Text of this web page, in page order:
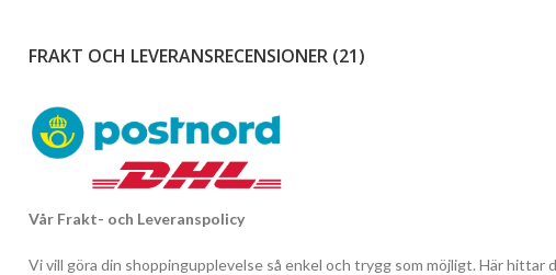
FRAKT OCH LEVERANSRECENSIONER (21)
Vår Frakt- och Leveranspolicy
Vi vill göra din shoppingupplevelse så enkel och trygg som möjligt. Här